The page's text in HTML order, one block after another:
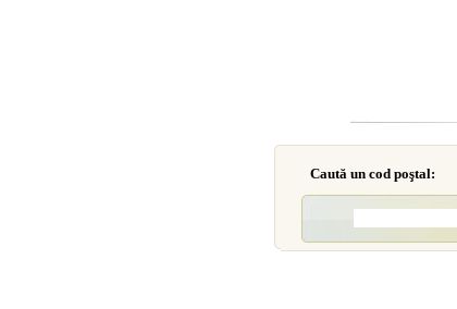
Caută un cod poştal: